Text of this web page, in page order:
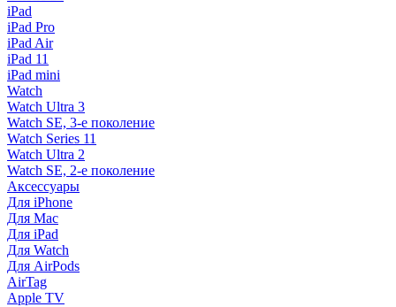
iPad
iPad Pro
iPad Air
iPad 11
iPad mini
Watch
Watch Ultra 3
Watch SE, 3-е поколение
Watch Series 11
Watch Ultra 2
Watch SE, 2-е поколение
Аксессуары
Для iPhone
Для Mac
Для iPad
Для Watch
Для AirPods
AirTag
Apple TV